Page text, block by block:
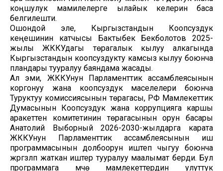
коңшулук мамилелерге ылайык келерин баса
белгилешти.
Ошондой эле, Кыргызстандын Коопсуздук
кеңешинин катчысы Бактыбек Бекболотов 2025-
жылы ЖККУдагы төрагалык кылуу алкагында
Кыргызстандын коопсуздукту камсыз кылуу боюнча
пландары тууралуу баяндама жасады.
Ал эми, ЖККУнун Парламенттик ассамблеясынын
коргонуу жана коопсуздук маселелери боюнча
Туруктуу комиссиясынын төрагасы, РФ Мамлекеттик
Думасынын Коопсуздук жана коррупцияга каршы
аракеттенүү комитетинин төрагасынын орун басары
Анатолий Выборный 2026-2030-жылдарга карата
ЖККУнун Парламенттик ассамблеясынын иш
программасынын долбоорун иштеп чыгуу боюнча
жүргүзүлүп жаткан иштер тууралуу маалымат берди. Бул
программага мүчө мамлекеттердин улуттук